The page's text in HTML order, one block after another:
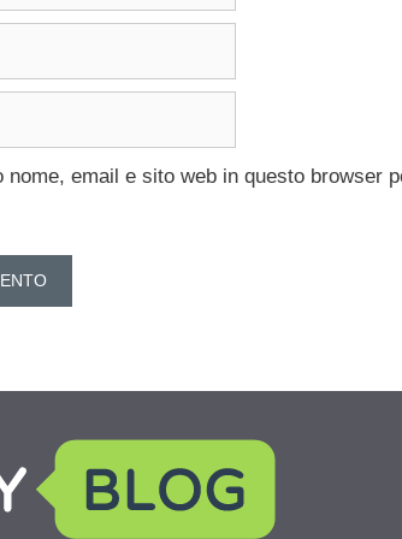
nome, email e sito web in questo browser